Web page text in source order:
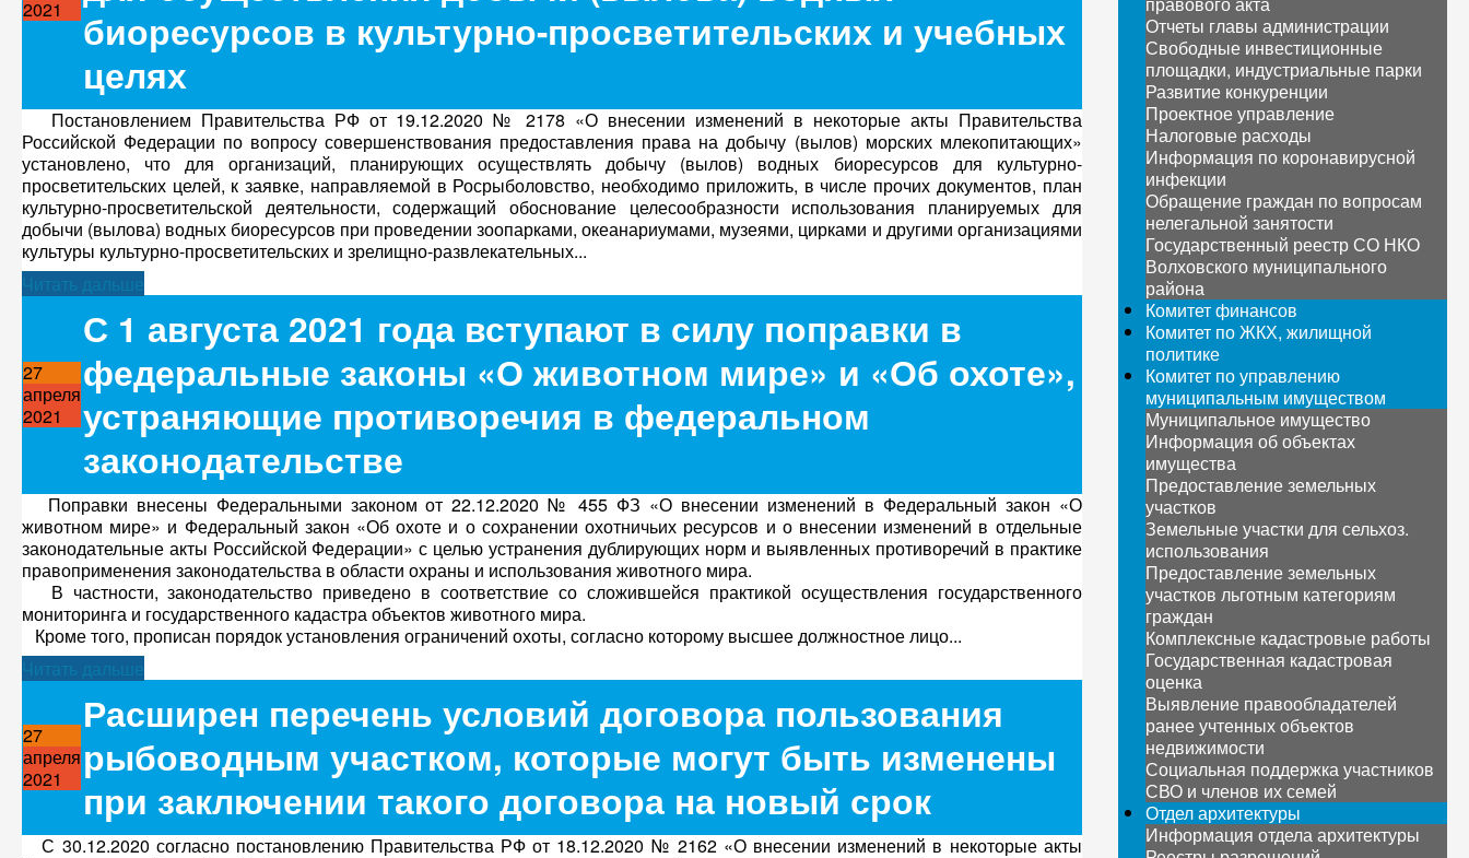
2021
биоресурсов в культурно-просветительских и учебных
целях
Постановлением Правительства РФ от 19.12.2020 № 2178 «О внесении изменений в некоторые акты Правительства
Российской Федерации по вопросу совершенствования предоставления права на добычу (вылов) морских млекопитающих»
установлено, что для организаций, планирующих осуществлять добычу (вылов) водных биоресурсов для культурно-
просветительских целей, к заявке, направляемой в Росрыболовство, необходимо приложить, в числе прочих документов, план
культурно-просветительской деятельности, содержащий обоснование целесообразности использования планируемых для
добычи (вылова) водных биоресурсов при проведении зоопарками, океанариумами, музеями, цирками и другими организациями
культуры культурно-просветительских и зрелищно-развлекательных...
Читать дальше
27
апреля
2021
С 1 августа 2021 года вступают в силу поправки в
федеральные законы «О животном мире» и «Об охоте»,
устраняющие противоречия в федеральном
законодательстве
Поправки внесены Федеральными законом от 22.12.2020 № 455 ФЗ «О внесении изменений в Федеральный закон «О
животном мире» и Федеральный закон «Об охоте и о сохранении охотничьих ресурсов и о внесении изменений в отдельные
законодательные акты Российской Федерации» с целью устранения дублирующих норм и выявленных противоречий в практике
правоприменения законодательства в области охраны и использования животного мира.
В частности, законодательство приведено в соответствие со сложившейся практикой осуществления государственного
мониторинга и государственного кадастра объектов животного мира.
Кроме того, прописан порядок установления ограничений охоты, согласно которому высшее должностное лицо...
Читать дальше
27
апреля
2021
Расширен перечень условий договора пользования
рыбоводным участком, которые могут быть изменены
при заключении такого договора на новый срок
С 30.12.2020 согласно постановлению Правительства РФ от 18.12.2020 № 2162 «О внесении изменений в некоторые акты
Отчеты главы администрации
Свободные инвестиционные
площадки, индустриальные парки
Развитие конкуренции
Проектное управление
Налоговые расходы
Информация по коронавирусной
инфекции
Обращение граждан по вопросам
нелегальной занятости
Государственный реестр СО НКО
Волховского муниципального
района
Комитет финансов
Комитет по ЖКХ, жилищной
политике
Комитет по управлению
муниципальным имуществом
Муниципальное имущество
Информация об объектах
имущества
Предоставление земельных
участков
Земельные участки для сельхоз.
использования
Предоставление земельных
участков льготным категориям
граждан
Комплексные кадастровые работы
Государственная кадастровая
оценка
Выявление правообладателей
ранее учтенных объектов
недвижимости
Социальная поддержка участников
СВО и членов их семей
Отдел архитектуры
Информация отдела архитектуры